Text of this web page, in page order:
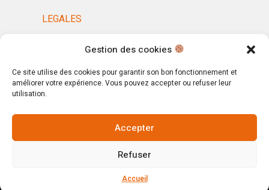
Gestion des cookies
Ce site utilise des cookies pour garantir son bon fonctionnement et
améliorer votre expérience. Vous pouvez accepter ou refuser leur
utilisation.
Accepter
Refuser
Accueil
LEGALES
MENTIONS LÉGALES
CGV
© Copyright 2025. All Rights Reserved.
Votre magasin, votre intérieur.